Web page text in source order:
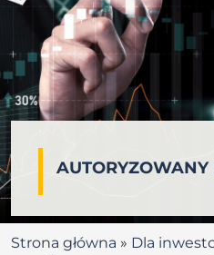
Strona główna » Dla